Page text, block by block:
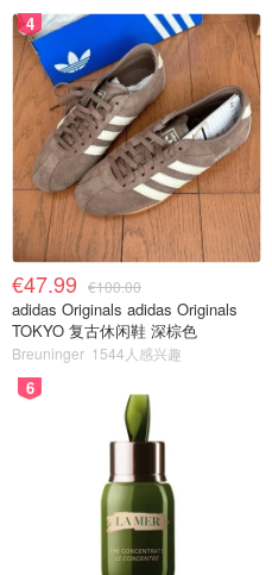
4
€47.99 €100.00
adidas Originals adidas Originals
TOKYO 复古休闲鞋 深棕色
Breuninger 1544人感兴趣
6